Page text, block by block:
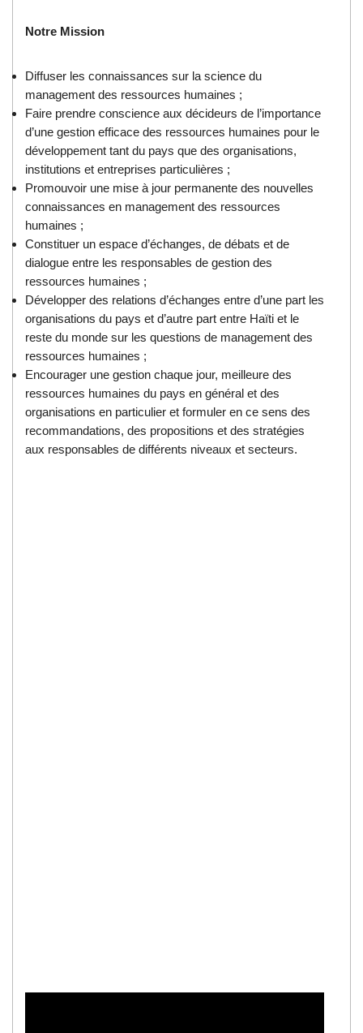
Notre Mission
Diffuser les connaissances sur la science du
management des ressources humaines ;
Faire prendre conscience aux décideurs de l’importance
d’une gestion efficace des ressources humaines pour le
développement tant du pays que des organisations,
institutions et entreprises particulières ;
Promouvoir une mise à jour permanente des nouvelles
connaissances en management des ressources
humaines ;
Constituer un espace d’échanges, de débats et de
dialogue entre les responsables de gestion des
ressources humaines ;
Développer des relations d’échanges entre d’une part les
organisations du pays et d’autre part entre Haïti et le
reste du monde sur les questions de management des
ressources humaines ;
Encourager une gestion chaque jour, meilleure des
ressources humaines du pays en général et des
organisations en particulier et formuler en ce sens des
recommandations, des propositions et des stratégies
aux responsables de différents niveaux et secteurs.